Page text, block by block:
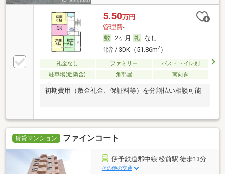
5.50万円
管理費-
2ヶ月
なし
1階 / 3DK（51.86m2）
礼金なし ファミリー
バス・トイレ別
駐車場(近隣含)
角部屋 南向き
初期費用（敷金礼金、保証料等）を分割払い相談可能
賃貸マンション ファインコート
伊予鉄道郡中線 松前駅 徒歩13分
その他の交通